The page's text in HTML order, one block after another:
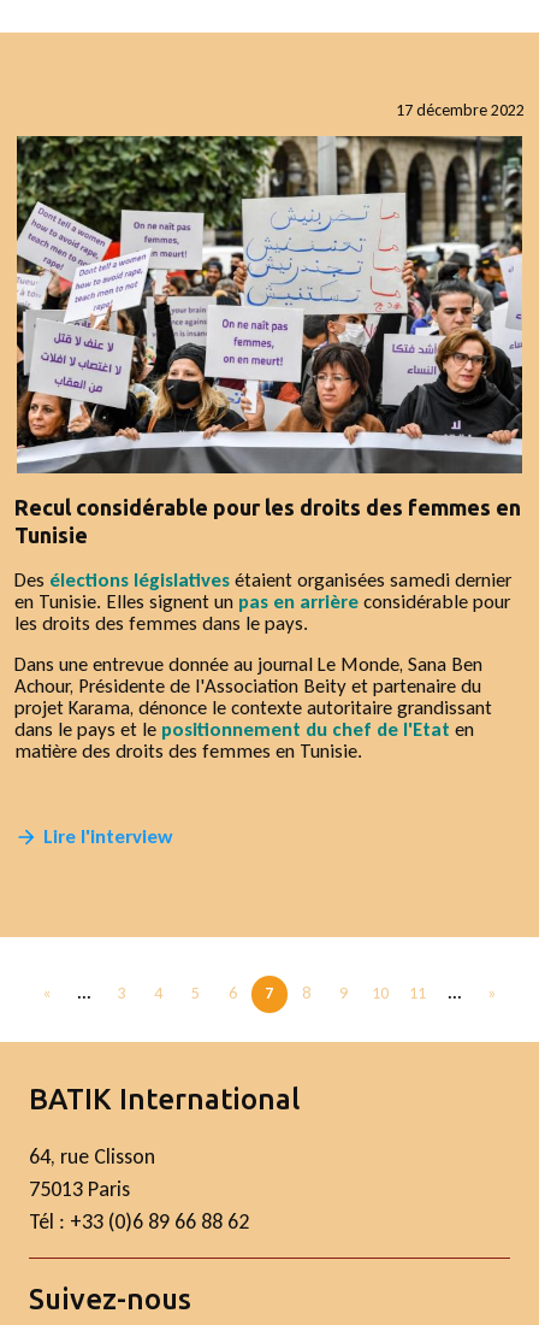
17 décembre 2022
Recul considérable pour les droits des femmes en
Tunisie
Des élections législativesétaient organisées samedi dernier
en Tunisie. Elles signent un pas en arrièreconsidérable pour
les droits des femmes dans le pays.
Dans une entrevue donnée au journal Le Monde, Sana Ben
Achour, Présidente de l'Association Beity et partenaire du
projet Karama, dénonce le contexte autoritaire grandissant
dans le pays et le positionnement du chef de l'Etat en
matière des droits des femmes en Tunisie.
Lire l'interview
« ... 3 4 5 6 7 8 9 10 11 ... »
BATIK International
64, rue Clisson
75013 Paris
Tél : +33 (0)6 89 66 88 62
Suivez-nous